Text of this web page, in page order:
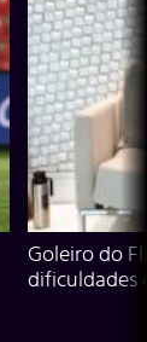
Goleiro do
dificuldades